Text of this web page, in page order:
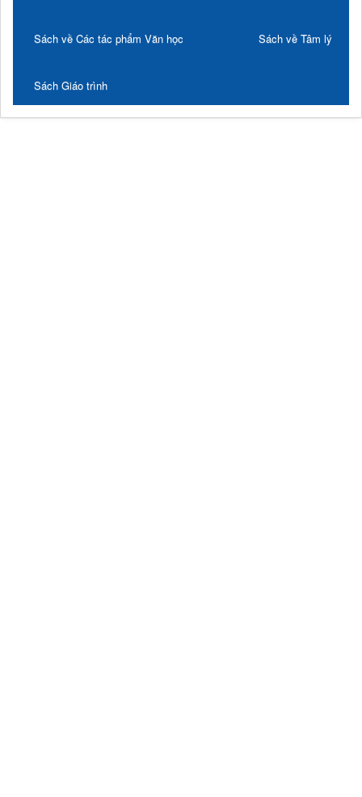
Sách về Các tác phẩm Văn học Sách về Tâm lý
Sách Giáo trình